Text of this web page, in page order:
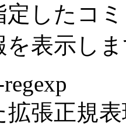
たコミ
を表示し
張正規